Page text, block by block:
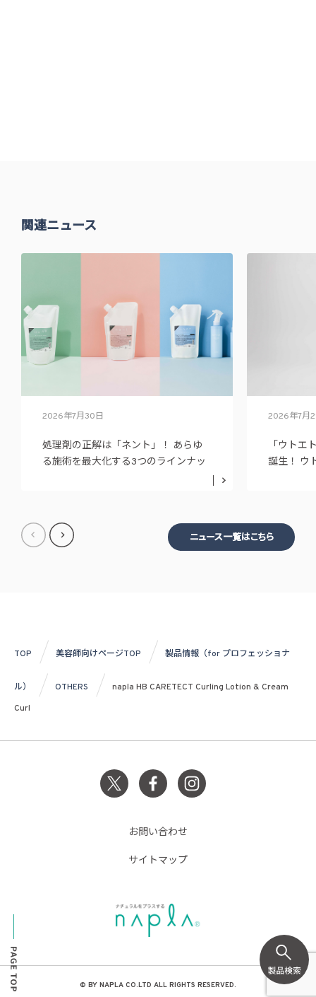
関連ニュース
2026年7月30日
処理剤の正解は「ネント」！ あらゆ
る施術を最大化する3つのラインナッ
2026年7月
「ウトエ
誕生！ ウ
ニュース一覧はこちら
TOP 美容師向けページTOP 製品情報（for プロフェッショナ
ル） OTHERS
napla HB CARETECT Curling Lotion & Cream
Curl
お問い合わせ
サイトマップ
© BY NAPLA CO.LTD ALL RIGHTS RESERVED.